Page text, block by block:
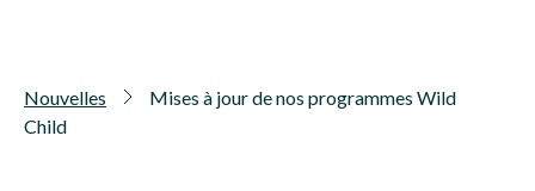
Nouvelles
Mises à jour de nos programmes Wild
Child